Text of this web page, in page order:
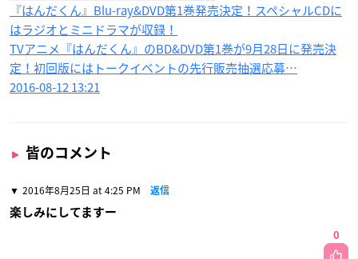
『はんだくん』Blu-ray&DVD第1巻発売決定！スペシャルCDに
はラジオとミニドラマが収録！
TVアニメ『はんだくん』のBD&DVD第1巻が9月28日に発売決
定！初回版にはトークイベントの先行販売抽選応募…
2016-08-12 13:21
皆のコメント
2016年8月25日 at 4:25 PM 返信
楽しみにしてますー
0